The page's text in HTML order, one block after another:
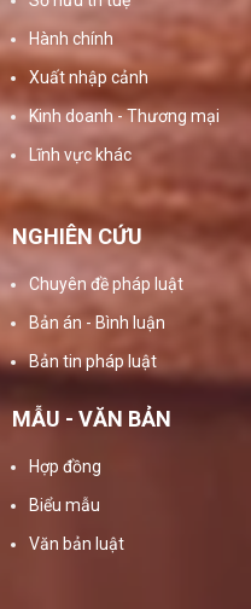
Hành chính
Xuất nhập cảnh
Kinh doanh - Thương mại
Lĩnh vực khác
NGHIÊN CỨU
Chuyên đề pháp luật
Bản án - Bình luận
Bản tin pháp luật
MẪU - VĂN BẢN
Hợp đồng
Biểu mẫu
Văn bản luật